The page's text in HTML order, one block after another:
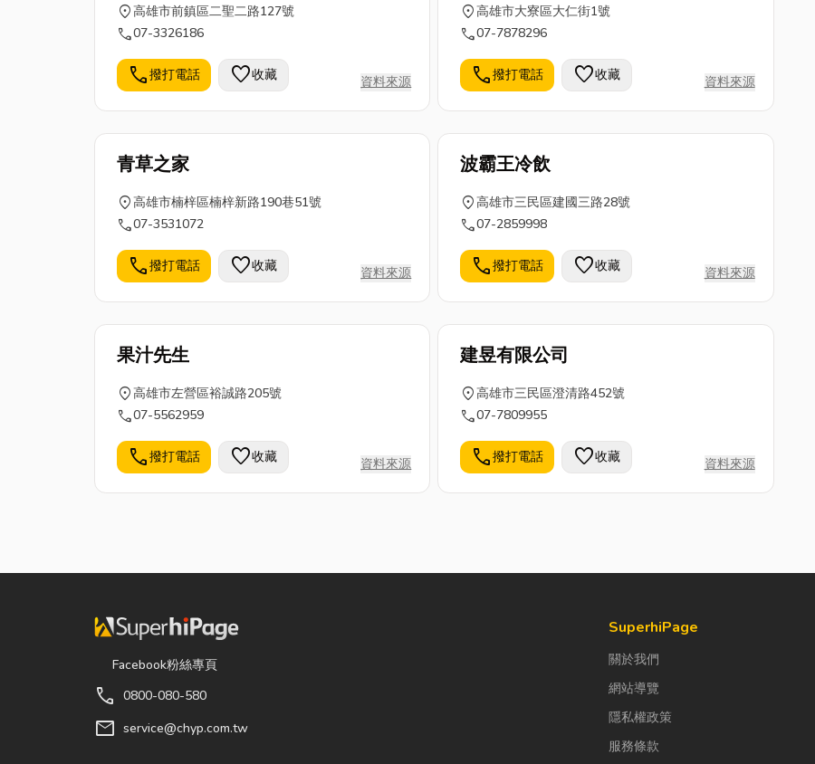
location_on高雄市前鎮區二聖二路127號
call07-3326186
call撥打電話 favorite收藏 資料來源
location_on高雄市大寮區大仁街1號
call07-7878296
call撥打電話 favorite收藏 資料來源
青草之家
location_on高雄市楠梓區楠梓新路190巷51號
call07-3531072
call撥打電話 favorite收藏 資料來源
波霸王冷飲
location_on高雄市三民區建國三路28號
call07-2859998
call撥打電話 favorite收藏 資料來源
果汁先生
location_on高雄市左營區裕誠路205號
call07-5562959
call撥打電話 favorite收藏 資料來源
建昱有限公司
location_on高雄市三民區澄清路452號
call07-7809955
call撥打電話 favorite收藏 資料來源
Facebook粉絲專頁
call 0800-080-580
mail service@chyp.com.tw
SuperhiPage
關於我們
網站導覽
隱私權政策
服務條款